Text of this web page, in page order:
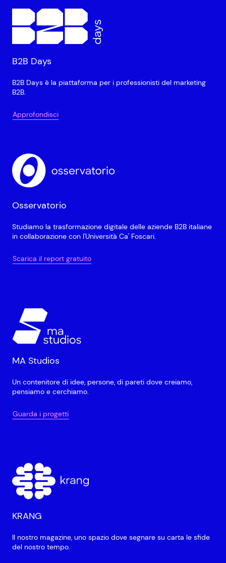
B2B Days
B2B Days è la piattaforma per i professionisti del marketing
B2B.
Approfondisci
Osservatorio
Studiamo la trasformazione digitale delle aziende B2B italiane
in collaborazione con l'Università Ca' Foscari.
Scarica il report gratuito
MA Studios
Un contenitore di idee, persone, di pareti dove creiamo,
pensiamo e cerchiamo.
Guarda i progetti
KRANG
Il nostro magazine, uno spazio dove segnare su carta le sfide
del nostro tempo.